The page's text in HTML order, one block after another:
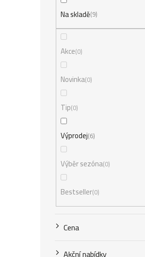
Na skladě 9
Akce 0
Novinka 0
Tip 0
Výprodej 6
Výběr sezóna 0
Bestseller 0
Cena
Akční nabídky